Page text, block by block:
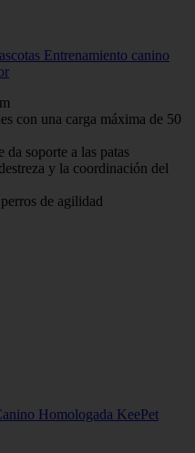
Entrenamiento canino
con una carga máxima de 50
da soporte a las patas
y la coordinación del
de agilidad
Homologada KeePet